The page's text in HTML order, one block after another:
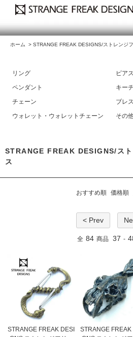
ホーム > STRANGE FREAK DESIGNS/ストレンジ
リング
ピアス
ペンダント
キー
チェーン
ブレ
ウォレット・ウォレットチェーン
その
STRANGE FREAK DESIGNS/ス
ス
おすすめ順 価格順
< Prev
全 84 商品 37 -
STRANGE FREAK DESI
STRANGE FREAK